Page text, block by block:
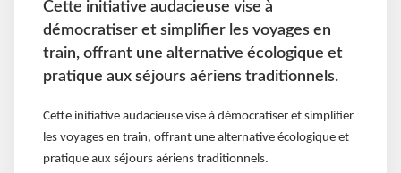
Cette initiative audacieuse vise à
démocratiser et simplifier les voyages en
train, offrant une alternative écologique et
pratique aux séjours aériens traditionnels.
Cette initiative audacieuse vise à démocratiser et simplifier
les voyages en train, offrant une alternative écologique et
pratique aux séjours aériens traditionnels.